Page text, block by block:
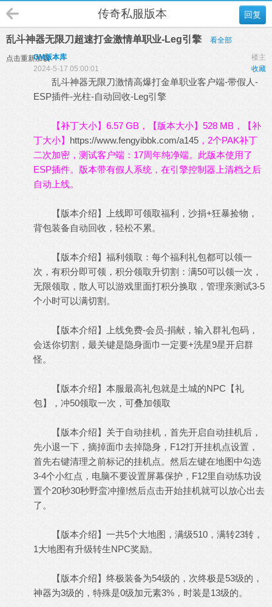
回复
传奇私服版本
乱斗神器无限刀超速打金激情单职业-Leg引擎 看全部
点击重新加载 楼主
GM版本库
收藏
2024-5-17 05:00:01
乱斗神器无限刀激情高爆打金单职业客户端-带假人-
ESP插件-光柱-自动回收-Leg引擎
【补丁大小】6.57 GB，【版本大小】528 MB，【补
丁大小】 https://www.fengyibbk.com/a145 ，2个PAK补丁
二次加密，测试客户端：17周年纯净端。此版本使用了
ESP插件。版本带有假人系统，在引擎控制器上清档之后
自动上线。
【版本介绍】上线即可领取福利，沙捐+狂暴捡物，
背包装备自动回收，轻松不累。
【版本介绍】福利领取：每个福利礼包都可以领一
次，有积分即可领，积分领取升切割：满50可以领一次，
无限领取，散人可以游戏里面打积分换取，管理亲测试3-5
个小时可以满切割。
【版本介绍】上线免费-会员-捐献，输入群礼包码，
会送你切割，最关键是隐身面巾一定要+洗星9星开启群
怪。
【版本介绍】本服最高礼包就是土城的NPC【礼
包】，冲50领取一次，可叠加领取
【版本介绍】关于自动挂机，首先开启自动挂机后，
先小退一下，摘掉面巾去掉隐身，F12打开挂机点设置，
首先右键清理之前标记的挂机点。然后左键在地图中勾选
3-4个小红点，电脑不要设置屏幕保护，F12里自动练功设
置个20秒30秒野蛮冲撞!然后点击开始挂机就可以放心出去
了。
【版本介绍】一共5个大地图，满级510，满转23转，
1大地图有升级转生NPC奖励。
【版本介绍】终极装备为54级的，次终极是53级的，
神器为3级的，特殊是0级加元素3%，时装是13级的。